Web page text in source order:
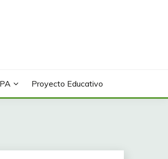
Proyecto Educativo